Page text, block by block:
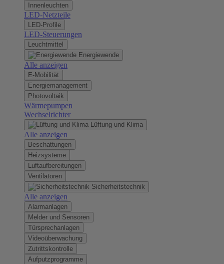
Innenleuchten
LED-Netzteile
LED-Profile
LED-Steuerungen
Leuchtmittel
Energiewende
Alle anzeigen
E-Mobilität
Energiemanagement
Photovoltaik
Wärmepumpen
Wechselrichter
Lüftung und Klima
Alle anzeigen
Beschattungen
Heizsysteme
Luftaufbereitungen
Ventilatoren
Sicherheitstechnik
Alle anzeigen
Alarmanlagen
Melder und Sensoren
Türsprechanlagen
Videoüberwachung
Zutrittskontrolle
Aufputzprogramme